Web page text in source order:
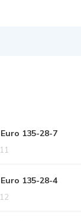
135-28-7
135-28-4